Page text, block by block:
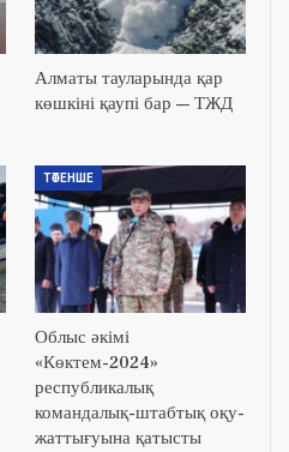
Алматы тауларында қар
көшкіні қаупі бар — ТЖД
ТӨТЕНШЕ
Облыс әкімі
«Көктем-2024»
республикалық
командалық-штабтық оқу-
жаттығуына қатысты